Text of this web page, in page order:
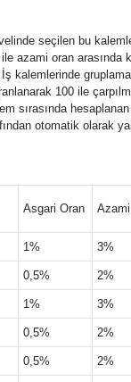
seçilen bu
azami oran arasında
kalemlerinde gruplama
100 ile
sırasında
otomatik olarak
Asgari Oran
1% 3%
0,5% 2%
1% 3%
0,5% 2%
0,5% 2%